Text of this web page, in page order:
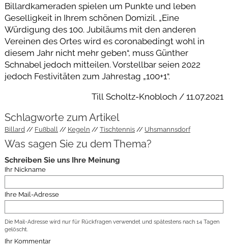
Billardkameraden spielen um Punkte und leben
Geselligkeit in Ihrem schönen Domizil. „Eine
Würdigung des 100. Jubiläums mit den anderen
Vereinen des Ortes wird es coronabedingt wohl in
diesem Jahr nicht mehr geben“, muss Günther
Schnabel jedoch mitteilen. Vorstellbar seien 2022
jedoch Festivitäten zum Jahrestag „100+1“.
Till Scholtz-Knobloch / 11.07.2021
Schlagworte zum Artikel
Billard Fußball Kegeln Tischtennis Uhsmannsdorf
Was sagen Sie zu dem Thema?
Schreiben Sie uns Ihre Meinung
Ihr Nickname
Ihre Mail-Adresse
Die Mail-Adresse wird nur für Rückfragen verwendet und spätestens nach 14 Tagen
gelöscht.
Ihr Kommentar